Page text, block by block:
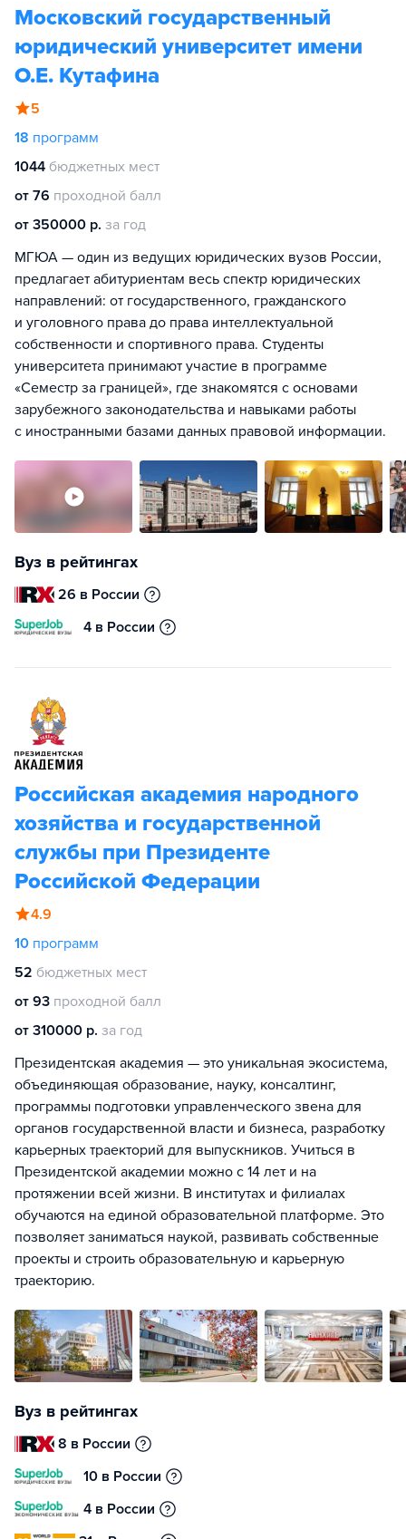
Московский государственный
юридический университет имени
О.Е. Кутафина
5
18 программ
1044 бюджетных мест
от 76 проходной балл
от 350000 р. за год
МГЮА — один из ведущих юридических вузов России,
предлагает абитуриентам весь спектр юридических
направлений: от государственного, гражданского
и уголовного права до права интеллектуальной
собственности и спортивного права. Студенты
университета принимают участие в программе
«Семестр за границей», где знакомятся с основами
зарубежного законодательства и навыками работы
с иностранными базами данных правовой информации.
Вуз в рейтингах
26 в России
4 в России
Российская академия народного
хозяйства и государственной
службы при Президенте
Российской Федерации
4.9
10 программ
52 бюджетных мест
от 93 проходной балл
от 310000 р. за год
Президентская академия — это уникальная экосистема,
объединяющая образование, науку, консалтинг,
программы подготовки управленческого звена для
органов государственной власти и бизнеса, разработку
карьерных траекторий для выпускников. Учиться в
Президентской академии можно с 14 лет и на
протяжении всей жизни. В институтах и филиалах
обучаются на единой образовательной платформе. Это
позволяет заниматься наукой, развивать собственные
проекты и строить образовательную и карьерную
траекторию.
Вуз в рейтингах
8 в России
10 в России
4 в России